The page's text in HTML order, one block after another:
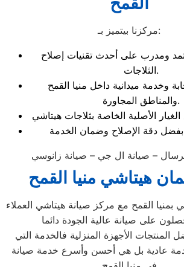
مركزنا بيتميز بـ:
ومدرب على أحدث تقنيات إصلاح
الثلاجات.
وخدمة ميدانية داخل منيا القمح
والمناطق المجاورة.
– صيانة ال جي – صيانة زانوسي
هيتاشي منيا القمح
القمح مع مركز صيانة هيتاشي العملاء
على صيانة عالية الجودة دائما
الأجهزة المنزلية فالخدمة التي
عادية بل هي أحسن وأسرع خدمة صيانة